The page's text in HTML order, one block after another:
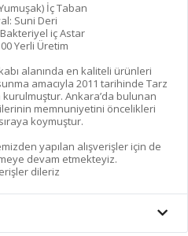
İç Taban
Suni Deri
iç Astar
Yerli Üretim
alanında en kaliteli ürünleri
amacıyla 2011 tarihinde Tarz
Ankara’da bulunan
memnuniyetini öncelikleri
koymuştur.
yapılan alışverişler için de
devam etmekteyiz.
dileriz